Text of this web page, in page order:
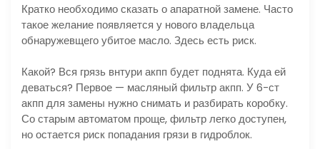
Кратко необходимо сказать о апаратной замене. Часто
такое желание появляется у нового владельца
обнаружевщего убитое масло. Здесь есть риск.
Какой? Вся грязь внтури акпп будет поднята. Куда ей
деваться? Первое — масляный фильтр акпп. У 6-ст
акпп для замены нужно снимать и разбирать коробку.
Со старым автоматом проще, фильтр легко доступен,
но остается риск попадания грязи в гидроблок.